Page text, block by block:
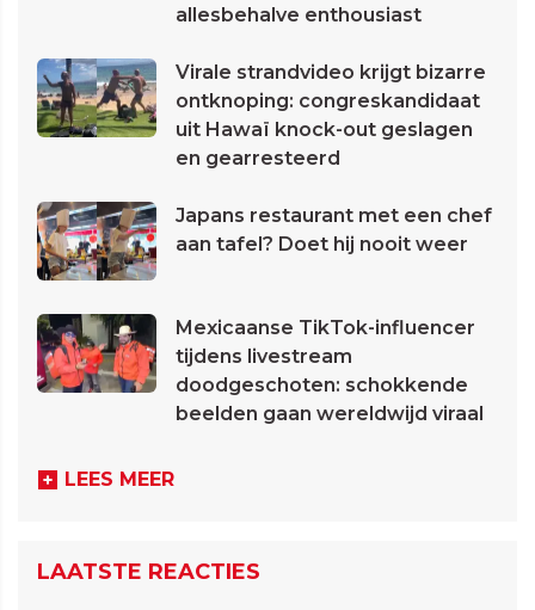
allesbehalve enthousiast
Virale strandvideo krijgt bizarre
ontknoping: congreskandidaat
uit Hawaï knock-out geslagen
en gearresteerd
Japans restaurant met een chef
aan tafel? Doet hij nooit weer
Mexicaanse TikTok-influencer
tijdens livestream
doodgeschoten: schokkende
beelden gaan wereldwijd viraal
LEES MEER
LAATSTE REACTIES